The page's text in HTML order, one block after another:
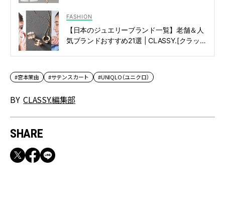
FASHION
【日本のジュエリーブランド一覧】老舗＆人
気ブランドおすすめ21選 | CLASSY.[クラッ
#宮本茉由 #サテンスカート #UNIQLO（ユニクロ）
BY CLASSY.編集部
SHARE